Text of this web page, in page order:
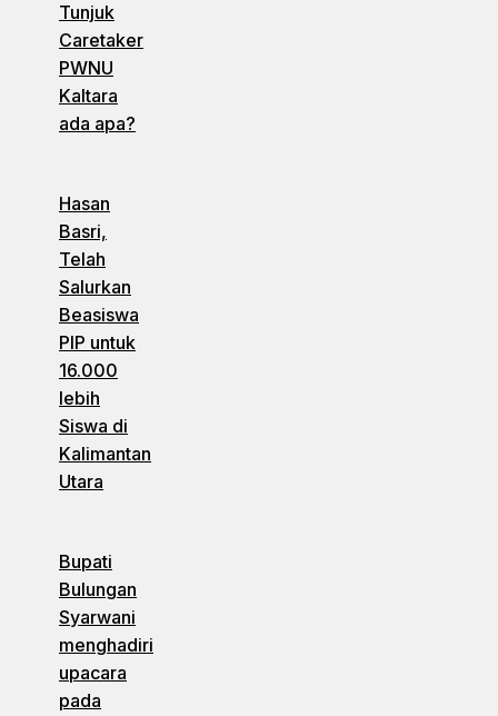
Tunjuk
Caretaker
PWNU
Kaltara
ada apa?
Hasan
Basri,
Telah
Salurkan
Beasiswa
PIP untuk
16.000
lebih
Siswa di
Kalimantan
Utara
Bupati
Bulungan
Syarwani
menghadiri
upacara
pada